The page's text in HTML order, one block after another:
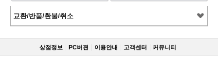
교환/반품/환불/취소
상점정보 PC버젼 이용안내 고객센터 커뮤니티